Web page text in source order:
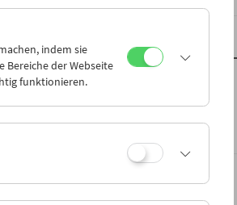
indem sie
der Webseite
funktionieren.